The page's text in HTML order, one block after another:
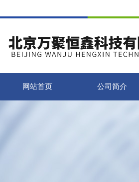
网站首页 公司简介